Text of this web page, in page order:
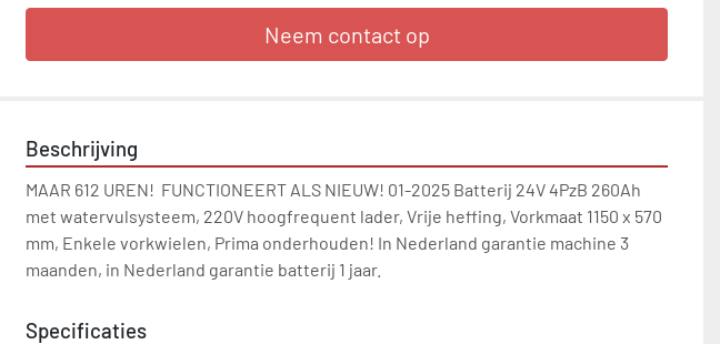
Neem contact op
Beschrijving
MAAR 612 UREN!  FUNCTIONEERT ALS NIEUW! 01-2025 Batterij 24V 4PzB 260Ah
met watervulsysteem, 220V hoogfrequent lader, Vrije heffing, Vorkmaat 1150 x 570
mm, Enkele vorkwielen, Prima onderhouden! In Nederland garantie machine 3
maanden, in Nederland garantie batterij 1 jaar.
Specificaties